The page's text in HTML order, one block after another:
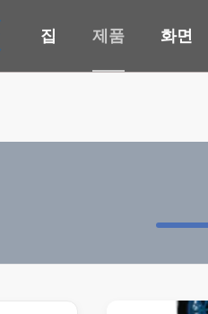
집 제품 화면